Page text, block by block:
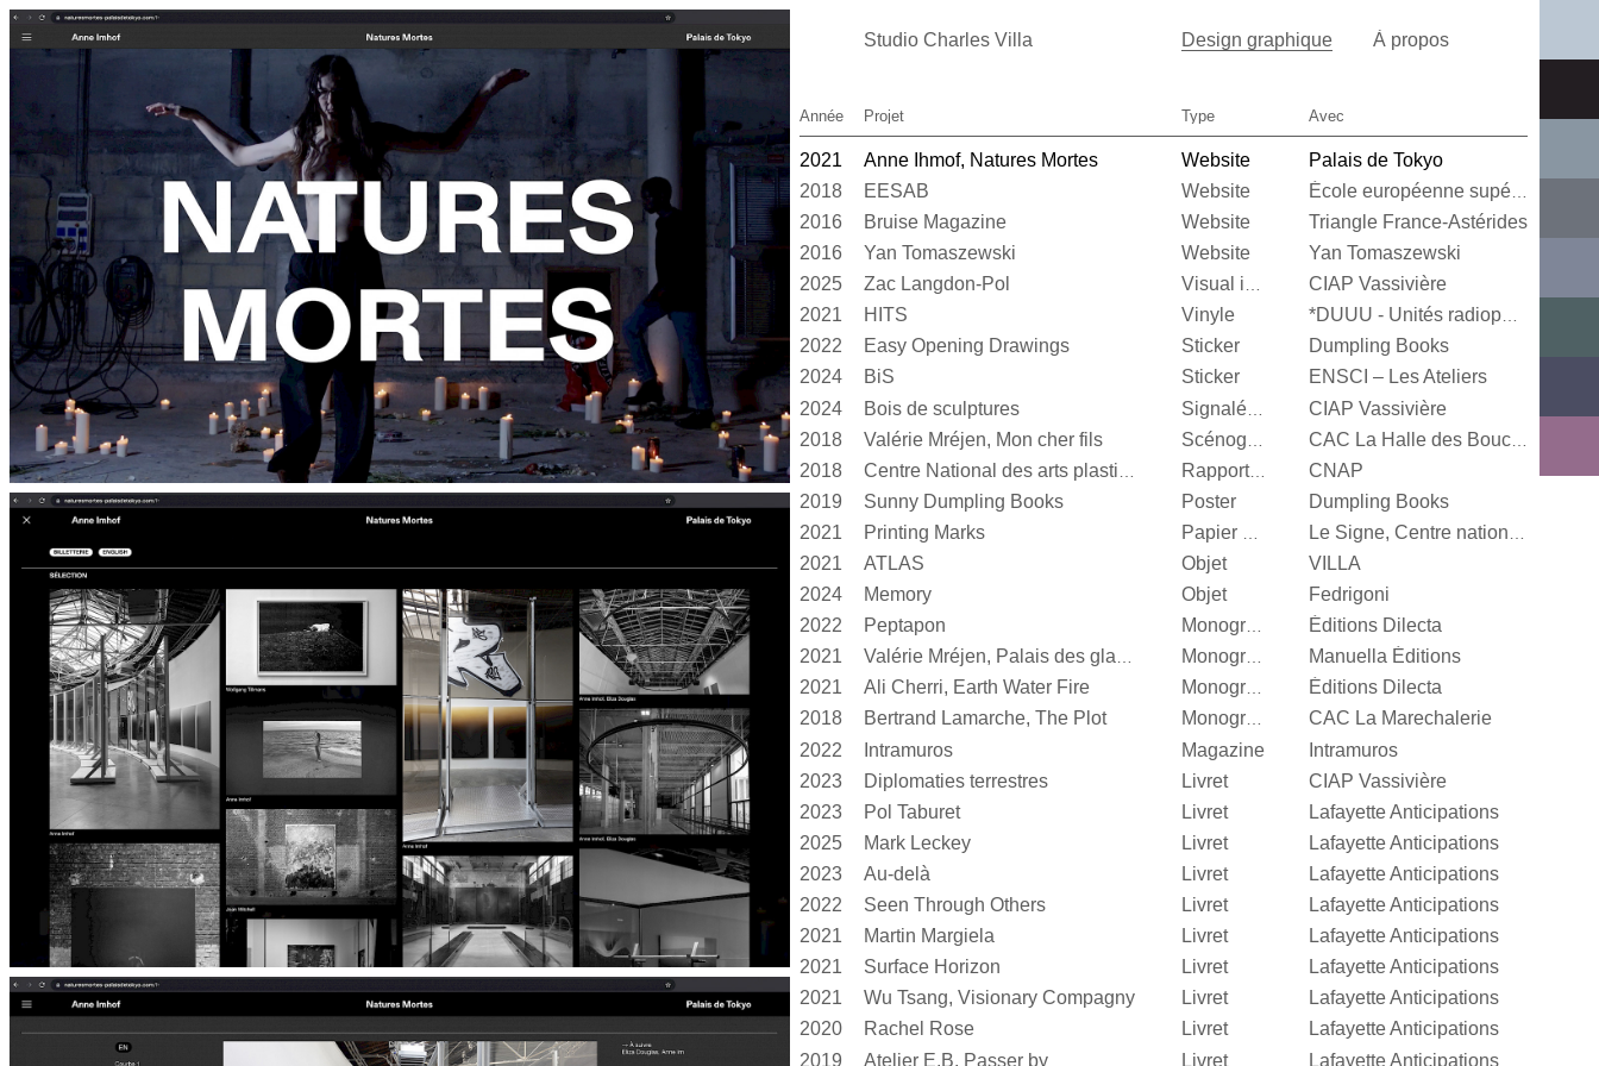
Studio Charles Villa Design graphique À propos
Année Projet Type Avec
2021 Anne Ihmof, Natures Mortes Website
Palais de Tokyo
2018
EESAB Website
2016 Bruise Magazine Website
Triangle France-Astérides
2016
Yan Tomaszewski Website
Yan Tomaszewski
2025
Zac Langdon-Pol Visual identity
CIAP Vassivière
2021
HITS Vinyle *DUUU - Unités radiophoniques mobiles
2022 Easy Opening Drawings Sticker
Dumpling Books
2024
BiS Sticker
ENSCI – Les Ateliers
2024
Bois de sculptures
CIAP Vassivière
2018
Valérie Mréjen, Mon cher fils
2018 Rapport d’activité
CNAP
2019
Sunny Dumpling Books Poster
Dumpling Books
2021
Printing Marks
2021 ATLAS Objet
VILLA
2024
Memory Objet
Fedrigoni
2022
Peptapon Monographie
Éditions Dilecta
2021
Valérie Mréjen, Palais des glaces Monographie
Manuella Éditions
2021
Ali Cherri, Earth Water Fire Monographie
Éditions Dilecta
2018
Bertrand Lamarche, The Plot Monographie
CAC La Marechalerie
2022
Intramuros Magazine
Intramuros
2023
Diplomaties terrestres Livret
CIAP Vassivière
2023
Pol Taburet Livret
Lafayette Anticipations
2025
Mark Leckey Livret
Lafayette Anticipations
2023
Au-delà Livret
Lafayette Anticipations
2022
Seen Through Others Livret
Lafayette Anticipations
2021
Martin Margiela Livret
Lafayette Anticipations
2021
Surface Horizon Livret
Lafayette Anticipations
2021
Wu Tsang, Visionary Compagny Livret
Lafayette Anticipations
2020
Rachel Rose Livret
Lafayette Anticipations
2019
Atelier E.B, Passer by Livret Lafayette Anticipations